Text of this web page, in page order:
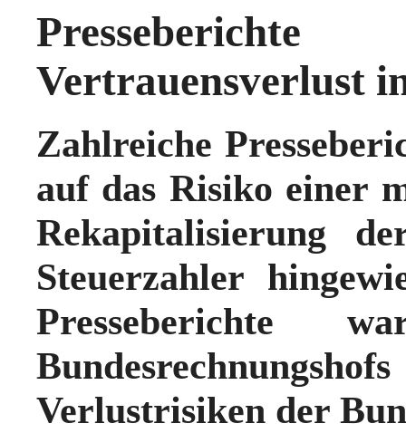
Vertrauensverlust
Zahlreiche
auf das Risiko einer
Rekapitalisierung
Steuerzahler
Presseberichte
Verlustrisiken der